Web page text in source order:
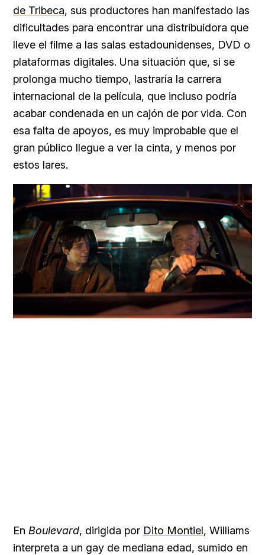
de Tribeca, sus productores han manifestado las
dificultades para encontrar una distribuidora que
lleve el filme a las salas estadounidenses, DVD o
plataformas digitales. Una situación que, si se
prolonga mucho tiempo, lastraría la carrera
internacional de la película, que incluso podría
acabar condenada en un cajón de por vida. Con
esa falta de apoyos, es muy improbable que el
gran público llegue a ver la cinta, y menos por
estos lares.
En Boulevard, dirigida por Dito Montiel, Williams
interpreta a un gay de mediana edad, sumido en